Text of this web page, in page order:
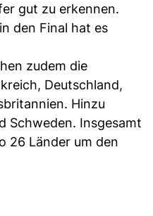
gut zu erkennen.
den Final hat es
zudem die
Deutschland,
Hinzu
Schweden. Insgesamt
26 Länder um den